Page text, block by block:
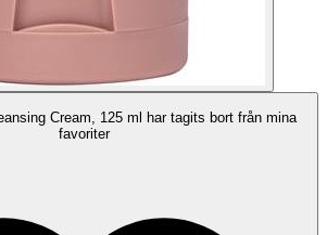
Cream, 125 ml har tagits bort från mina
favoriter